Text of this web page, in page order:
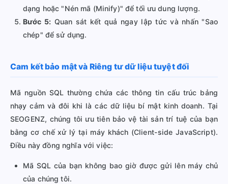
dạng hoặc "Nén mã (Minify)" để tối ưu dung lượng.
Bước 5: Quan sát kết quả ngay lập tức và nhấn "Sao
chép" để sử dụng.
Cam kết bảo mật và Riêng tư dữ liệu tuyệt đối
Mã nguồn SQL thường chứa các thông tin cấu trúc bảng
nhạy cảm và đôi khi là các dữ liệu bí mật kinh doanh. Tại
SEOGENZ, chúng tôi ưu tiên bảo vệ tài sản trí tuệ của bạn
bằng cơ chế xử lý tại máy khách (Client-side JavaScript).
Điều này đồng nghĩa với việc:
Mã SQL của bạn không bao giờ được gửi lên máy chủ
của chúng tôi.